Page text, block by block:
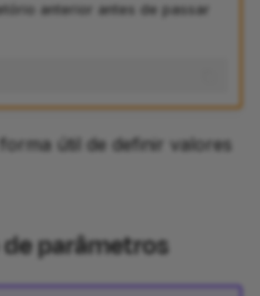
anterior antes de passar
útil de definir valores
parâmetros